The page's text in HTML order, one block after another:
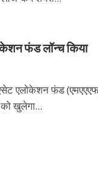
फंड लॉन्च किया
एलोकेशन फंड
खुलेगा...